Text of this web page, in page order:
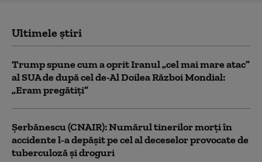
Ultimele știri
Trump spune cum a oprit Iranul „cel mai mare atac”
al SUA de după cel de-Al Doilea Război Mondial:
„Eram pregătiți”
Şerbănescu (CNAIR): Numărul tinerilor morţi în
accidente l-a depăşit pe cel al deceselor provocate de
tuberculoză şi droguri